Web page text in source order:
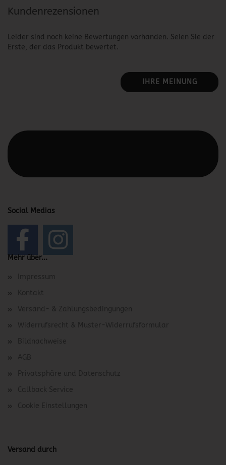
Kundenrezensionen
Leider sind noch keine Bewertungen vorhanden. Seien Sie der
Erste, der das Produkt bewertet.
IHRE MEINUNG
Social Medias
Mehr über...
Impressum
Kontakt
Versand- & Zahlungsbedingungen
Widerrufsrecht & Muster-Widerrufsformular
Bildnachweise
AGB
Privatsphäre und Datenschutz
Callback Service
Cookie Einstellungen
Versand durch